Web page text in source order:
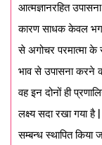
आत्मज्ञानरहित
कारण साधक केवल
से अगोचर परमात्मा के
भाव से उपासना करने
वह इन दोनों ही
लक्ष्य सदा रखा गया
सम्बन्ध स्थापित किया